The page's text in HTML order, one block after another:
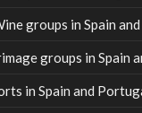
groups in Spain
groups in Spain
in Spain and